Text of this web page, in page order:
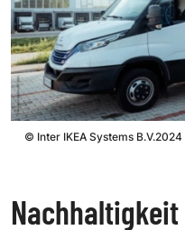
© Inter IKEA Systems B.V.2024